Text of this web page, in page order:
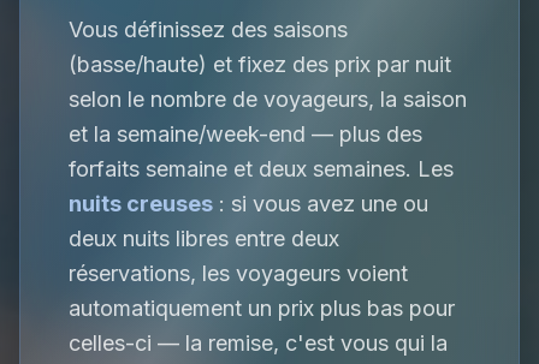
Vous définissez des saisons
(basse/haute) et fixez des prix par nuit
selon le nombre de voyageurs, la saison
et la semaine/week-end — plus des
forfaits semaine et deux semaines. Les
nuits creuses : si vous avez une ou
deux nuits libres entre deux
réservations, les voyageurs voient
automatiquement un prix plus bas pour
celles-ci — la remise, c'est vous qui la